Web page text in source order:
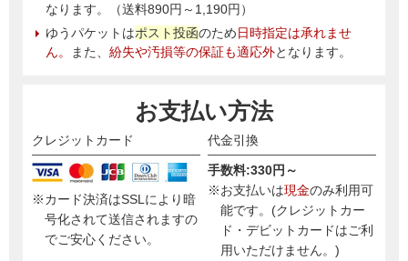
なります。（送料890円～1,190円）
ゆうパケットはポスト投函のため日時指定は承れませ
ん。
また、 紛失や汚損等の保証も適応外となります。
お支払い方法
クレジットカード
※カード決済はSSLにより暗
号化されて送信されますの
でご安心ください。
代金引換
手数料:330円～
※お支払いは現金のみ利用可
能です。(クレジットカー
ド・デビットカードはご利
用いただけません。)